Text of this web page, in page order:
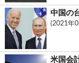
中国の
(2021年
米国会